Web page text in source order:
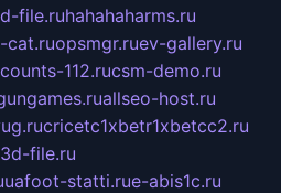
file.ruhahahaharms.ru
cat.ruopsmgr.ruev-gallery.ru
112.rucsm-demo.ru
allseo-host.ru
cricetc1xbetr1xbetcc2.ru
3d-file.ru
uafoot-statti.rue-abis1c.ru